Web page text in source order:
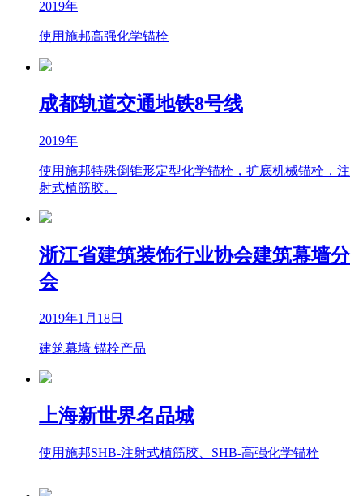
2019年
使用施邦高强化学锚栓
成都轨道交通地铁8号线
2019年
使用施邦特殊倒锥形定型化学锚栓，扩底机械锚栓，注
射式植筋胶。
浙江省建筑装饰行业协会建筑幕墙分
会
2019年1月18日
建筑幕墙 锚栓产品
上海新世界名品城
使用施邦SHB-注射式植筋胶、SHB-高强化学锚栓